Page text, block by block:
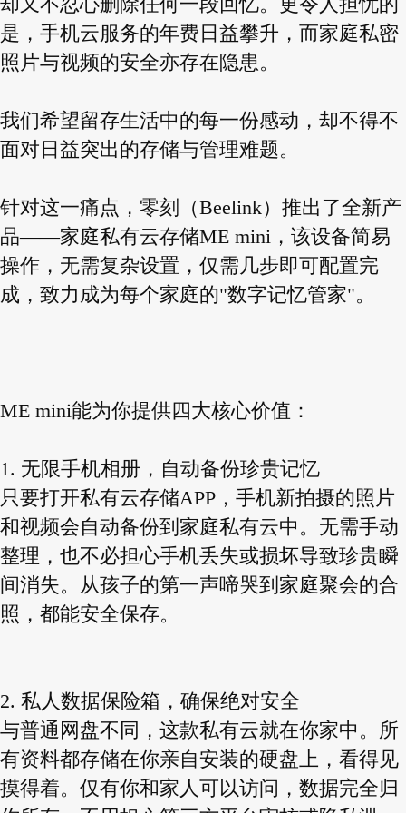
却又不忍心删除任何一段回忆。更令人担忧的
是，手机云服务的年费日益攀升，而家庭私密
照片与视频的安全亦存在隐患。
我们希望留存生活中的每一份感动，却不得不
面对日益突出的存储与管理难题。
针对这一痛点，零刻（Beelink）推出了全新产
品——家庭私有云存储ME mini，该设备简易
操作，无需复杂设置，仅需几步即可配置完
成，致力成为每个家庭的"数字记忆管家"。
ME mini能为你提供四大核心价值：
1. 无限手机相册，自动备份珍贵记忆
只要打开私有云存储APP，手机新拍摄的照片
和视频会自动备份到家庭私有云中。无需手动
整理，也不必担心手机丢失或损坏导致珍贵瞬
间消失。从孩子的第一声啼哭到家庭聚会的合
照，都能安全保存。
2. 私人数据保险箱，确保绝对安全
与普通网盘不同，这款私有云就在你家中。所
有资料都存储在你亲自安装的硬盘上，看得见
摸得着。仅有你和家人可以访问，数据完全归